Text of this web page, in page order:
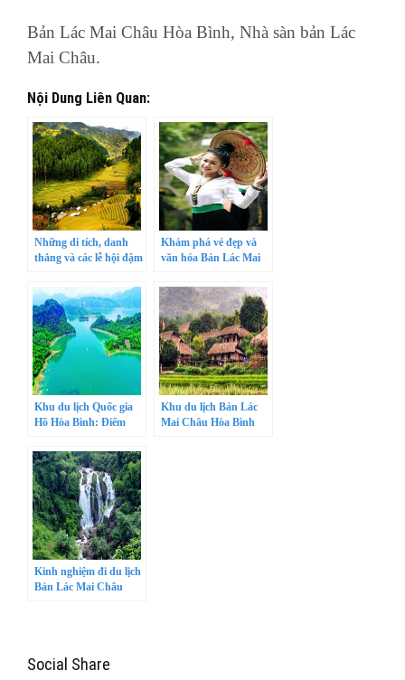
Bản Lác Mai Châu Hòa Bình, Nhà sàn bản Lác
Mai Châu.
Nội Dung Liên Quan:
Những di tích, danh
thắng và các lễ hội đậm
dân tộc ở Mai Châu
Khám phá vẻ đẹp và
văn hóa Bản Lác Mai
Khu du lịch Quốc gia
Hồ Hòa Bình: Điểm
tưởng của du khách
Khu du lịch Bản Lác
Mai Châu Hòa Bình
Kinh nghiệm đi du lịch
Bản Lác Mai Châu
Social Share